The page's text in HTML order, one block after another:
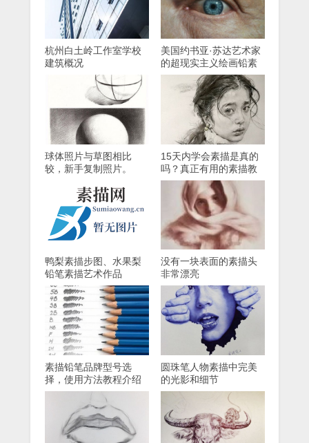
杭州白土岭工作室学校
建筑概况
美国约书亚·苏达艺术家
的超现实主义绘画铅素
描
球体照片与草图相比
较，新手复制照片。
15天内学会素描是真的
吗？真正有用的素描教
程在这里！
鸭梨素描步图、水果梨
铅笔素描艺术作品
没有一块表面的素描头
非常漂亮
素描铅笔品牌型号选
择，使用方法教程介绍
圆珠笔人物素描中完美
的光影和细节